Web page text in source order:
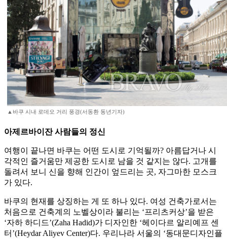
▲바쿠 시내 로데오 거리 풍경(서동환 동년기자)
아제르바이잔 사람들의 정신
여행이 끝나면 바쿠는 어떤 도시로 기억될까? 아름답거나 시
각적인 즐거움만 제공한 도시로 남을 것 같지는 않다. 고개를
돌려서 보니 신을 향해 인간이 엎드리는 곳, 자그마한 모스크
가 있다.
바쿠의 현재를 상징하는 게 또 하나 있다. 여성 건축가로서는
처음으로 건축계의 노벨상이라 불리는 ‘프리츠커상’을 받은
‘자하 하디드’(Zaha Hadid)가 디자인한 ‘헤이다르 알리예프 센
터’(Heydar Aliyev Center)다. 우리나라 서울의 ‘동대문디자인플